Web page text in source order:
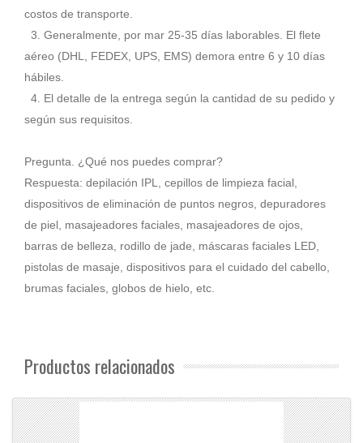
costos de transporte.
3. Generalmente, por mar 25-35 días laborables. El flete
aéreo (DHL, FEDEX, UPS, EMS) demora entre 6 y 10 días
hábiles.
4. El detalle de la entrega según la cantidad de su pedido y
según sus requisitos.
Pregunta. ¿Qué nos puedes comprar?
Respuesta: depilación IPL, cepillos de limpieza facial,
dispositivos de eliminación de puntos negros, depuradores
de piel, masajeadores faciales, masajeadores de ojos,
barras de belleza, rodillo de jade, máscaras faciales LED,
pistolas de masaje, dispositivos para el cuidado del cabello,
brumas faciales, globos de hielo, etc.
Productos relacionados